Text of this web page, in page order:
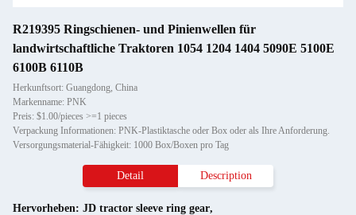
R219395 Ringschienen- und Pinienwellen für
landwirtschaftliche Traktoren 1054 1204 1404 5090E 5100E
6100B 6110B
Herkunftsort: Guangdong, China
Markenname: PNK
Preis: $1.00/pieces >=1 pieces
Verpackung Informationen: PNK-Plastiktasche oder Box oder als Ihre Anforderung.
Versorgungsmaterial-Fähigkeit: 1000 Box/Boxen pro Tag
Detail Description
Hervorheben: JD tractor sleeve ring gear,